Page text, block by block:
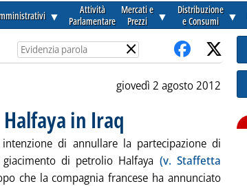
▼
Attività
Parlamentare
Mercati e
Prezzi
▼
Distribuzione
e Consumi
▼
×
giovedì 2 agosto 2012
in Iraq
di annullare la partecipazione di
di petrolio Halfaya (v. Staffetta
che la compagnia francese ha annunciato